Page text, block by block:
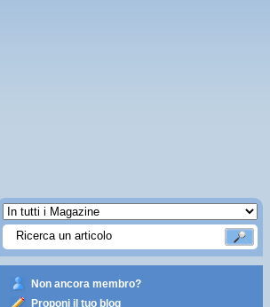
Non ancora membro?
Proponi il tuo blog